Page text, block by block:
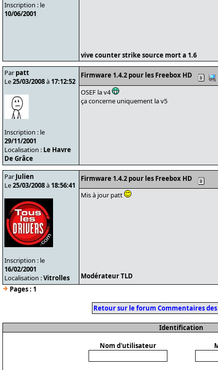
Inscription : le
10/06/2001
vive counter strike source mort a 1.6
Par patt
Le25/03/2008à 17:12:52
Inscription : le
29/11/2001
Localisation : Le Havre
De Grâce
Firmware 1.4.2 pour les Freebox HD
OSEF la v4
ça concerne uniquement la v5
Par Julien
Le25/03/2008à 18:56:41
Inscription : le
16/02/2001
Localisation :Vitrolles
Firmware 1.4.2 pour les Freebox HD
Mis à jour patt
Modérateur TLD
Pages : 1
Retour sur le forum Commentaires
Identification
Nom d'utilisateur